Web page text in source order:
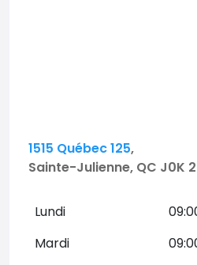
1515 Québec 125,
Sainte-Julienne, QC J0K
Lundi
Mardi